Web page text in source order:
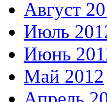
Август
Июль
Июнь
Май 2012